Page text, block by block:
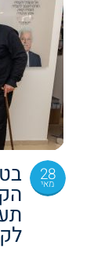
28
מאי